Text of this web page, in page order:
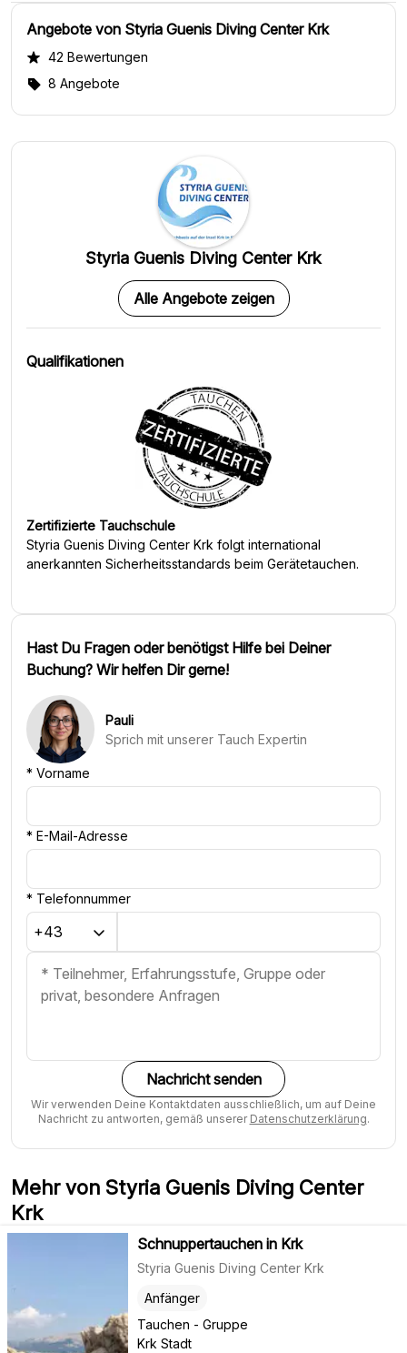
Angebote von Styria Guenis Diving Center Krk
42 Bewertungen
8 Angebote
Styria Guenis Diving Center Krk
Alle Angebote zeigen
Qualifikationen
Zertifizierte Tauchschule
Styria Guenis Diving Center Krk folgt international
anerkannten Sicherheitsstandards beim Gerätetauchen.
Hast Du Fragen oder benötigst Hilfe bei Deiner
Buchung? Wir helfen Dir gerne!
Pauli
Sprich mit unserer Tauch Expertin
* Vorname
* E-Mail-Adresse
* Telefonnummer
Nachricht senden
Wir verwenden Deine Kontaktdaten ausschließlich, um auf Deine
Nachricht zu antworten, gemäß unserer Datenschutzerklärung.
Mehr von Styria Guenis Diving Center
Krk
Schnuppertauchen in Krk
Styria Guenis Diving Center Krk
Tauchen - Gruppe
Krk Stadt
Anfänger